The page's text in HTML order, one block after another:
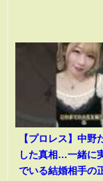
【プロレス】中野
した真相…一緒に
でいる結婚相手の